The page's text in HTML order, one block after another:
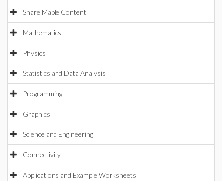
Share Maple Content
Mathematics
Physics
Statistics and Data Analysis
Programming
Graphics
Science and Engineering
Connectivity
Applications and Example Worksheets